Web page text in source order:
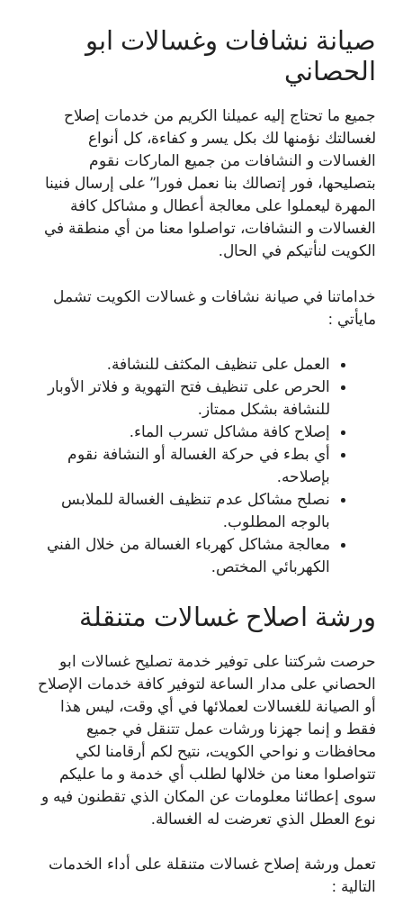
صيانة نشافات وغسالات ابو
الحصاني
جميع ما تحتاج إليه عميلنا الكريم من خدمات إصلاح
لغسالتك نؤمنها لك بكل يسر و كفاءة، كل أنواع
الغسالات و النشافات من جميع الماركات نقوم
بتصليحها، فور إتصالك بنا نعمل فورا” على إرسال فنينا
المهرة ليعملوا على معالجة أعطال و مشاكل كافة
الغسالات و النشافات، تواصلوا معنا من أي منطقة في
الكويت لنأتيكم في الحال.
خداماتنا في صيانة نشافات و غسالات الكويت تشمل
مايأتي :
العمل على تنظيف المكثف للنشافة.
الحرص على تنظيف فتح التهوية و فلاتر الأوبار
للنشافة بشكل ممتاز.
إصلاح كافة مشاكل تسرب الماء.
أي بطء في حركة الغسالة أو النشافة نقوم
بإصلاحه.
نصلح مشاكل عدم تنظيف الغسالة للملابس
بالوجه المطلوب.
معالجة مشاكل كهرباء الغسالة من خلال الفني
الكهربائي المختص.
ورشة اصلاح غسالات متنقلة
حرصت شركتنا على توفير خدمة تصليح غسالات ابو
الحصاني على مدار الساعة لتوفير كافة خدمات الإصلاح
أو الصيانة للغسالات لعملائها في أي وقت، ليس هذا
فقط و إنما جهزنا ورشات عمل تتنقل في جميع
محافظات و نواحي الكويت، نتيح لكم أرقامنا لكي
تتواصلوا معنا من خلالها لطلب أي خدمة و ما عليكم
سوى إعطائنا معلومات عن المكان الذي تقطنون فيه و
نوع العطل الذي تعرضت له الغسالة.
تعمل ورشة إصلاح غسالات متنقلة على أداء الخدمات
التالية :